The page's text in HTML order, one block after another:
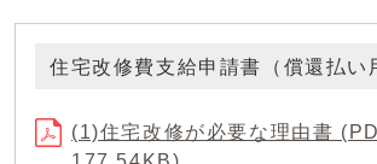
住宅改修費支給申請書（償還払い
(1)住宅改修が必要な理由書